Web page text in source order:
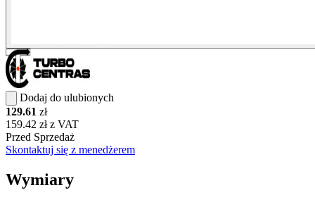
Dodaj do ulubionych
129.61 zł
159.42 zł z VAT
Przed Sprzedaż
Skontaktuj się z menedżerem
Wymiary